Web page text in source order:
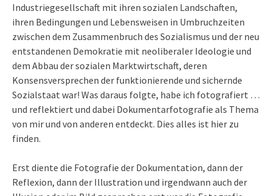
Industriegesellschaft mit ihren sozialen Landschaften,
ihren Bedingungen und Lebensweisen in Umbruchzeiten
zwischen dem Zusammenbruch des Sozialismus und der neu
entstandenen Demokratie mit neoliberaler Ideologie und
dem Abbau der sozialen Marktwirtschaft, deren
Konsensversprechen der funktionierende und sichernde
Sozialstaat war! Was daraus folgte, habe ich fotografiert …
und reflektiert und dabei Dokumentarfotografie als Thema
von mir und von anderen entdeckt. Dies alles ist hier zu
finden.
Erst diente die Fotografie der Dokumentation, dann der
Reflexion, dann der Illustration und irgendwann auch der